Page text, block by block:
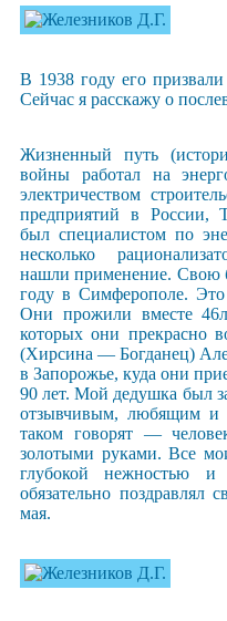
В 1938 году его
Сейчас я расскажу о
Жизненный путь
войны работал на
электричеством
предприятий в России,
был специалистом по
несколько
нашли применение. Свою
году в Симферополе.
Они прожили вместе
которых они прекрасно
(Хирсина — Богданец)
в Запорожье, куда они
90 лет. Мой дедушка был
отзывчивым, любящим
таком говорят —
золотыми руками. Все
глубокой нежностью и
обязательно поздравлял
мая.